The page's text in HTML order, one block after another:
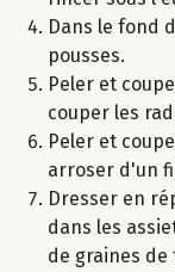
Dans le fond
pousses.
Peler et
couper les
Peler et
arroser d'un
Dresser en
dans les
de graines de